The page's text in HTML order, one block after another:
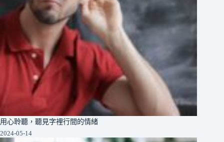
用心聆聽，聽見字裡行間的情緒
2024-05-14